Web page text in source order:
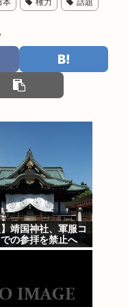
本 権力 話題
】靖国神社、軍服コ
の参拝を禁止へ